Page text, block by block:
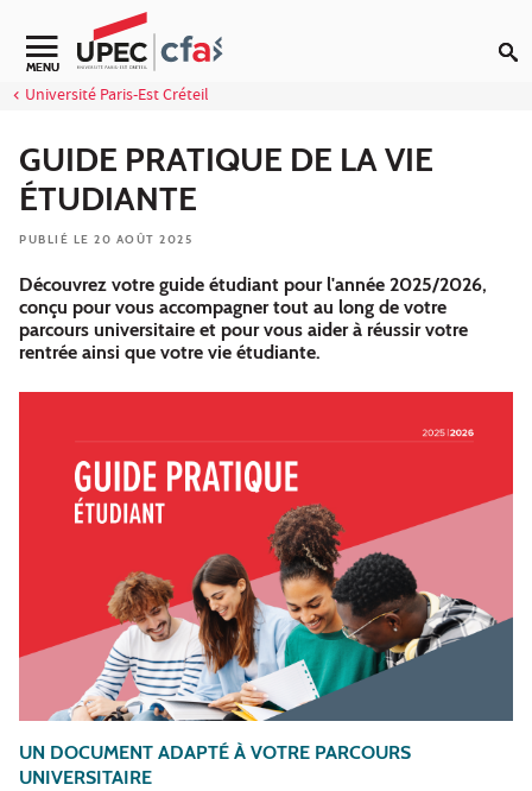
Aller au contenu
Navigation secondaire
MENU
Université Paris-Est Créteil
GUIDE PRATIQUE DE LA VIE
ÉTUDIANTE
PUBLIÉ LE 20 AOÛT 2025
Découvrez votre guide étudiant pour l'année 2025/2026,
conçu pour vous accompagner tout au long de votre
parcours universitaire et pour vous aider à réussir votre
rentrée ainsi que votre vie étudiante.
UN DOCUMENT ADAPTÉ À VOTRE PARCOURS
UNIVERSITAIRE